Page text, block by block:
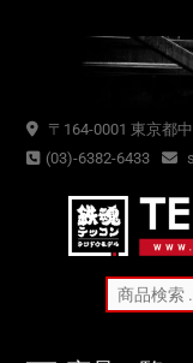
〒164-0001 東京都
(03)-6382-6433